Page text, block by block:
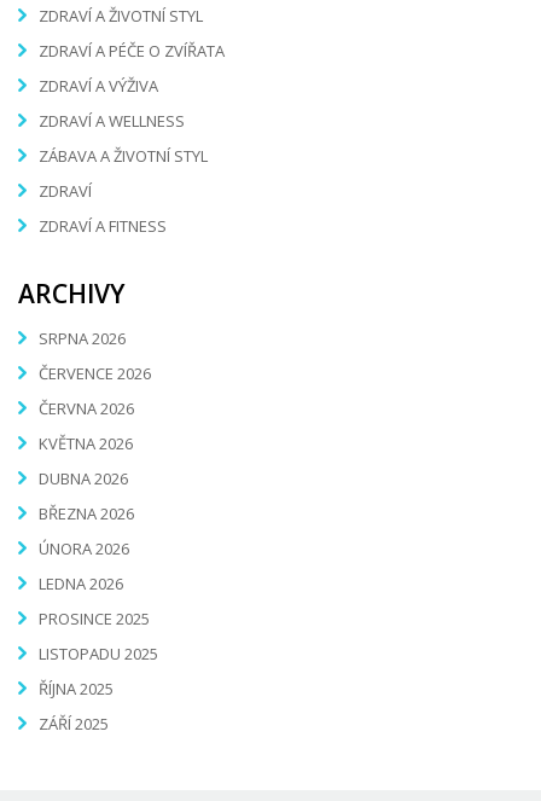
ZDRAVÍ A ŽIVOTNÍ STYL
ZDRAVÍ A PÉČE O ZVÍŘATA
ZDRAVÍ A VÝŽIVA
ZDRAVÍ A WELLNESS
ZÁBAVA A ŽIVOTNÍ STYL
ZDRAVÍ
ZDRAVÍ A FITNESS
ARCHIVY
SRPNA 2026
ČERVENCE 2026
ČERVNA 2026
KVĚTNA 2026
DUBNA 2026
BŘEZNA 2026
ÚNORA 2026
LEDNA 2026
PROSINCE 2025
LISTOPADU 2025
ŘÍJNA 2025
ZÁŘÍ 2025